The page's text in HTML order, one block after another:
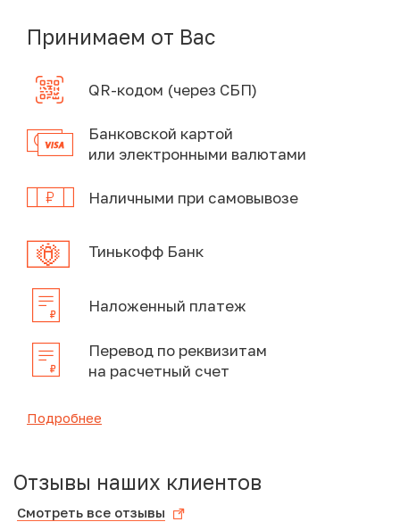
Принимаем от Вас
QR-кодом (через СБП)
Банковской картой
или электронными валютами
Наличными при самовывозе
Тинькофф Банк
Наложенный платеж
Перевод по реквизитам
на расчетный счет
Подробнее
Отзывы наших клиентов
Смотреть все отзывы